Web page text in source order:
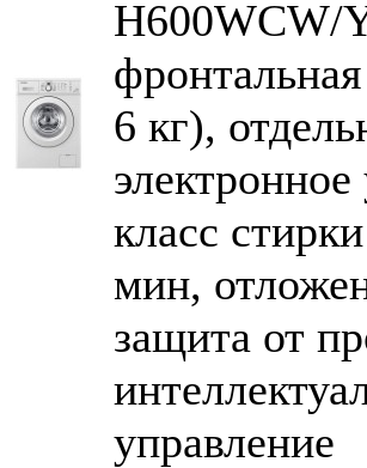
H600WCW/
6 кг),
класс
мин,
защита от
управление